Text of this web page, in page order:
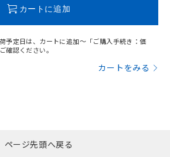
カートに追加
予定日は、カートに追加～「ご購入手続き：価
確認ください。
カートをみる
ページ先頭へ戻る